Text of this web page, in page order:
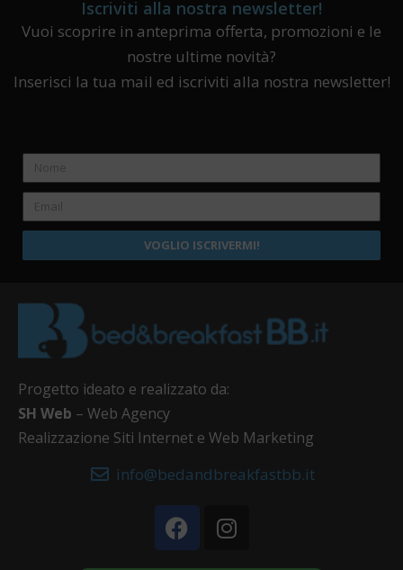
Iscriviti alla nostra newsletter!
Vuoi scoprire in anteprima offerta, promozioni e le
nostre ultime novità?
Inserisci la tua mail ed iscriviti alla nostra newsletter!
VOGLIO ISCRIVERMI!
Progetto ideato e realizzato da:
SH Web – Web Agency
Realizzazione Siti Internet e Web Marketing
info@bedandbreakfastbb.it